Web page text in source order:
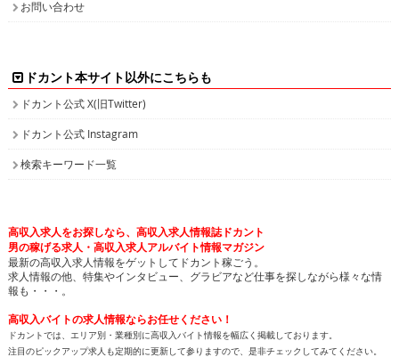
お問い合わせ
ドカント本サイト以外にこちらも
ドカント公式 X(旧Twitter)
ドカント公式 Instagram
検索キーワード一覧
高収入求人をお探しなら、高収入求人情報誌ドカント
男の稼げる求人・高収入求人アルバイト情報マガジン
最新の高収入求人情報をゲットしてドカント稼ごう。
求人情報の他、特集やインタビュー、グラビアなど仕事を探しながら様々な情
報も・・・。
高収入バイトの求人情報ならお任せください！
ドカントでは、エリア別・業種別に高収入バイト情報を幅広く掲載しております。
注目のピックアップ求人も定期的に更新して参りますので、是非チェックしてみてください。